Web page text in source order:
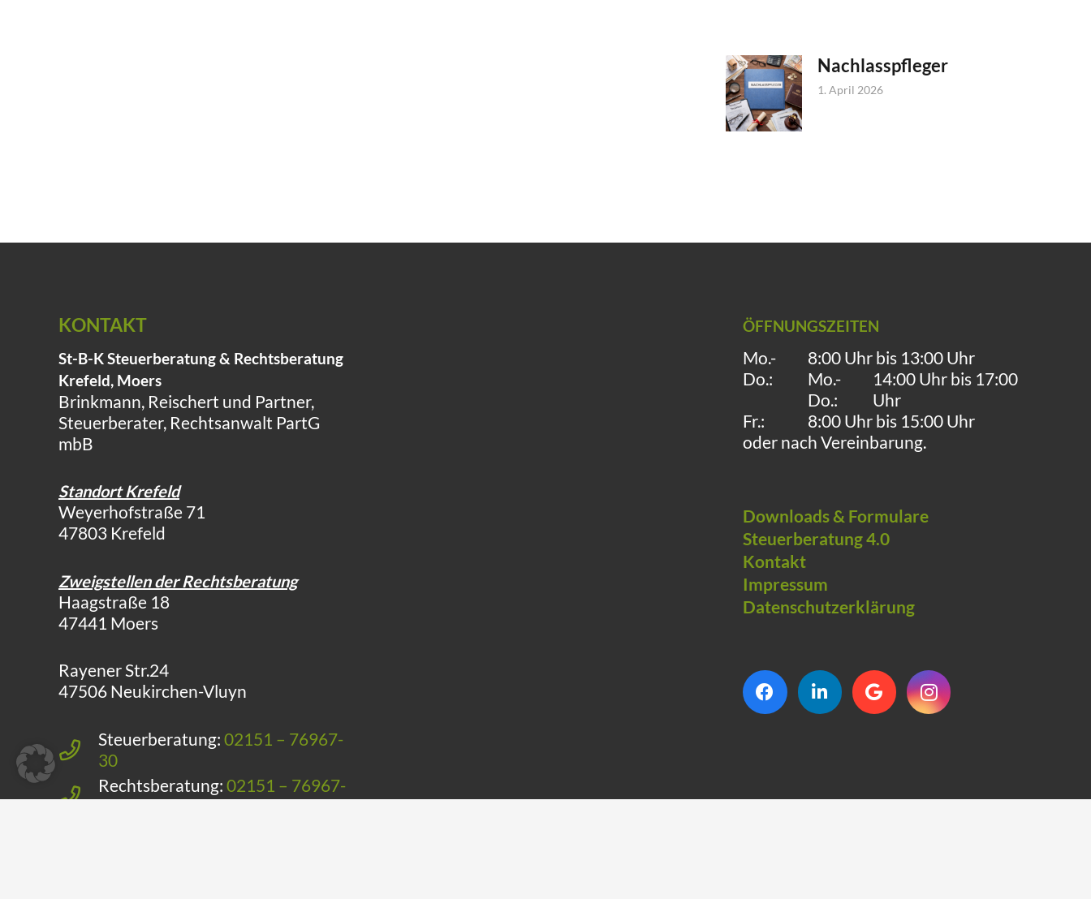
Nachlasspfleger
1. April 2026
KONTAKT
St-B-K Steuerberatung & Rechtsberatung
Krefeld, Moers
Brinkmann, Reischert und Partner,
Steuerberater, Rechtsanwalt PartG
mbB
Standort Krefeld
Weyerhofstraße 71
47803 Krefeld
Zweigstellen der Rechtsberatung
Haagstraße 18
47441 Moers
Rayener Str.24
47506 Neukirchen-Vluyn
Steuerberatung: 02151 – 76967-
30
Rechtsberatung: 02151 – 76967-
ÖFFNUNGSZEITEN
Mo.-
Do.:
8:00 Uhr bis 13:00 Uhr
Mo.-
Do.:
14:00 Uhr bis 17:00
Uhr
Fr.:
8:00 Uhr bis 15:00 Uhr
oder nach Vereinbarung.
Downloads & Formulare
Steuerberatung 4.0
Kontakt
Impressum
Datenschutzerklärung